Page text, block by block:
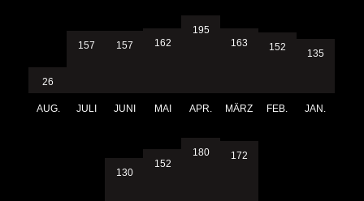
26
AUG.
157
JULI
157
JUNI
162
MAI
195
APR.
163
MÄRZ
152
FEB.
135
JAN.
130
152
180 172